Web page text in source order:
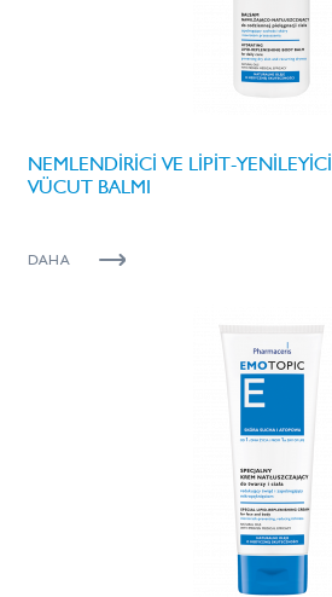
NEMLENDİRİCİ VE LİPİT-YENİLEYİCİ
VÜCUT BALMI
DAHA